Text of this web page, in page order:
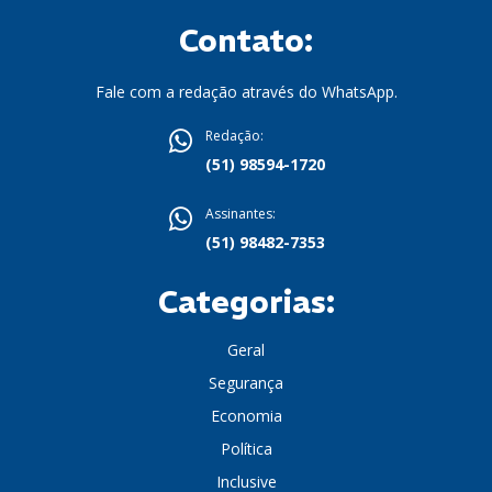
Contato:
Fale com a redação através do WhatsApp.
Redação:
(51) 98594-1720
Assinantes:
(51) 98482-7353
Categorias:
Geral
Segurança
Economia
Política
Inclusive